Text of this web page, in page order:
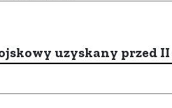
uzyskany przed